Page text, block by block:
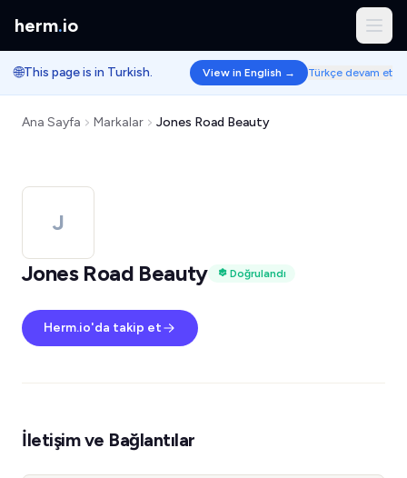
herm.io
🌐This page is in Turkish. View in English → Türkçe devam et
Ana Sayfa Markalar Jones Road Beauty
J
Jones Road Beauty
Doğrulandı
Herm.io'da takip et
İletişim ve Bağlantılar